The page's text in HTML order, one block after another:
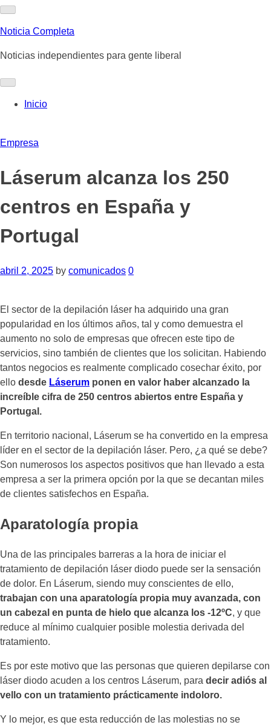
Skip
content
Noticia Completa
Noticias independientes para gente liberal
Inicio
Empresa
Láserum alcanza los 250
centros en España y
Portugal
abril 2, 2025 by comunicados 0
El sector de la depilación láser ha adquirido una gran
popularidad en los últimos años, tal y como demuestra el
aumento no solo de empresas que ofrecen este tipo de
servicios, sino también de clientes que los solicitan. Habiendo
tantos negocios es realmente complicado cosechar éxito, por
ello desde Láserum ponen en valor haber alcanzado la
increíble cifra de 250 centros abiertos entre España y
Portugal.
En territorio nacional, Láserum se ha convertido en la empresa
líder en el sector de la depilación láser. Pero, ¿a qué se debe?
Son numerosos los aspectos positivos que han llevado a esta
empresa a ser la primera opción por la que se decantan miles
de clientes satisfechos en España.
Aparatología propia
Una de las principales barreras a la hora de iniciar el
tratamiento de depilación láser diodo puede ser la sensación
de dolor. En Láserum, siendo muy conscientes de ello,
trabajan con una aparatología propia muy avanzada, con
un cabezal en punta de hielo que alcanza los -12ºC, y que
reduce al mínimo cualquier posible molestia derivada del
tratamiento.
Es por este motivo que las personas que quieren depilarse con
láser diodo acuden a los centros Láserum, para decir adiós al
vello con un tratamiento prácticamente indoloro.
Y lo mejor, es que esta reducción de las molestias no se